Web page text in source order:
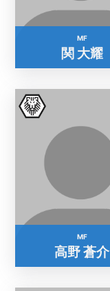
MF
関 大耀
MF
高野 蒼介